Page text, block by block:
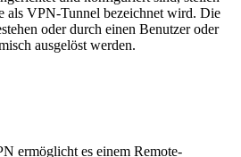
als VPN-Tunnel bezeichnet wird. Die
oder durch einen Benutzer oder
ausgelöst werden.
ermöglicht es einem Remote-